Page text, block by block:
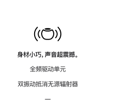
身材小巧，声音超震撼。
全频驱动单元
双振动抵消无源辐射器
—